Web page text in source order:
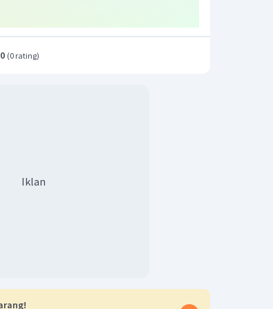
mungkin terjadi. Demikian pula
(0 rating)
Iklan